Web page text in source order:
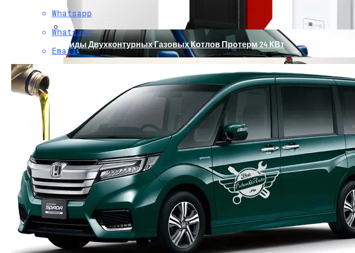
Явные Недостатки Тойоты Саксид И Уязвимые Места
Виды Двухконтурных Газовых Котлов Протерм 24 КВт
Виды Отопительных Индукционных Электрокотлов Для Частного Дома
Whatsapp
Whatsapp
Email